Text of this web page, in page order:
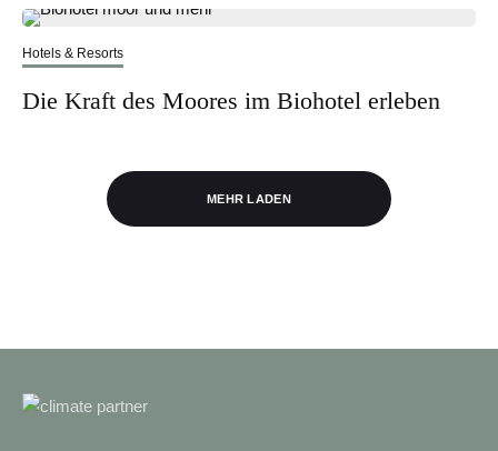
Hotels & Resorts
Die Kraft des Moores im Biohotel erleben
MEHR LADEN